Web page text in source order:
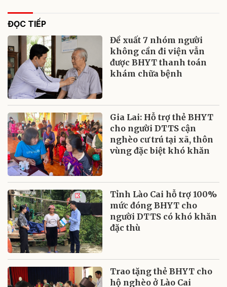
ĐỌC TIẾP
Đề xuất 7 nhóm người
không cần đi viện vẫn
được BHYT thanh toán
khám chữa bệnh
Gia Lai: Hỗ trợ thẻ BHYT
cho người DTTS cận
nghèo cư trú tại xã, thôn
vùng đặc biệt khó khăn
Tỉnh Lào Cai hỗ trợ 100%
mức đóng BHYT cho
người DTTS có khó khăn
đặc thù
Trao tặng thẻ BHYT cho
hộ nghèo ở Lào Cai